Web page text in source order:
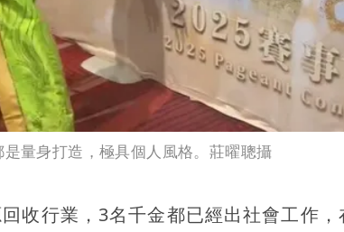
量身打造，極具個人風格。莊曜聰攝
收行業，3名千金都已經出社會工作